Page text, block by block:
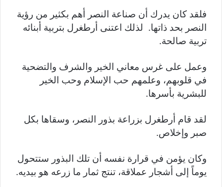
فلقد كان يدرك أن صناعة النصر أهم بكثير من رؤية
النصر بحد ذاتها. لذلك اعتنى أرطغرل بتربية أبنائه
تربية صالحة.
وعمل على غرس معاني الخير والشرف والتضحية
في قلوبهم، وعلمهم حب الإسلام وحب الخير
للبشرية بأسرها.
لقد قام أرطغرل بزراعة بذور النصر، وسقاها بكل
صبر وإخلاص.
وكان يؤمن في قرارة نفسه أن تلك البذور ستتحول
يوماً إلى أشجار عملاقة، تنتج ثمار ما زرعه هو بيديه.